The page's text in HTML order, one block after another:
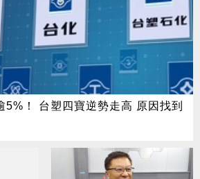
5%！ 台塑四寶逆勢走高 原因找到